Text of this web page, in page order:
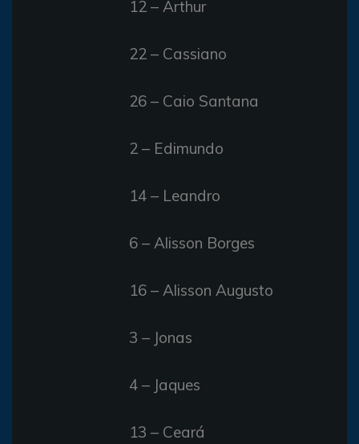
12 – Arthur
22 – Cassiano
26 – Caio Santana
2 – Edimundo
14 – Leandro
6 – Alisson Borges
16 – Alisson Augusto
3 – Jonas
4 – Jaques
13 – Ceará